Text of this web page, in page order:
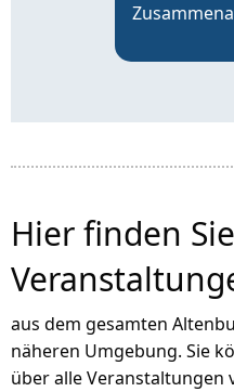
der VR-
und über
Hier finden
aus dem gesamten
näheren Umgebung. Sie
über alle Veranstaltungen